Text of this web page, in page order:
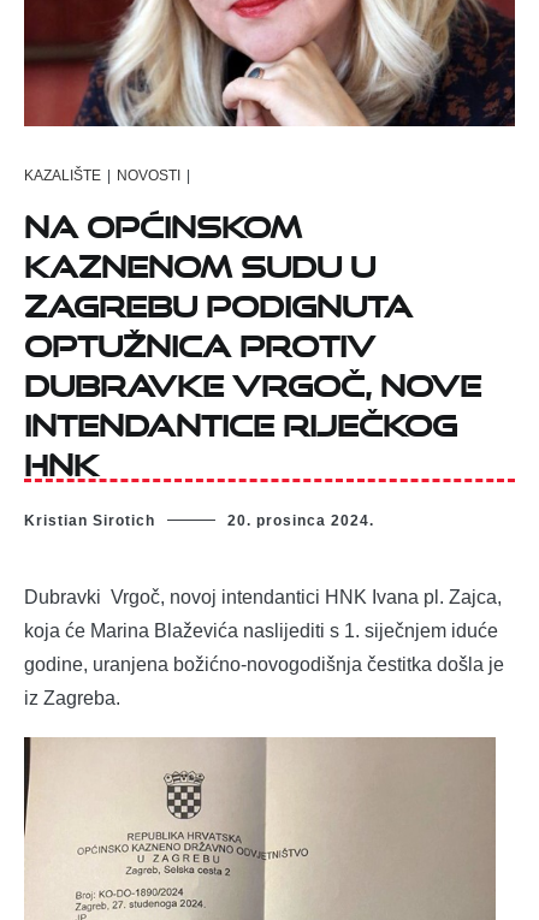
KAZALIŠTE | NOVOSTI |
NA OPĆINSKOM
KAZNENOM SUDU U
ZAGREBU PODIGNUTA
OPTUŽNICA PROTIV
DUBRAVKE VRGOČ, NOVE
INTENDANTICE RIJEČKOG
HNK
Kristian Sirotich 20. prosinca 2024.
Dubravki Vrgoč, novoj intendantici HNK Ivana pl. Zajca,
koja će Marina Blaževića naslijediti s 1. siječnjem iduće
godine, uranjena božićno-novogodišnja čestitka došla je
iz Zagreba.